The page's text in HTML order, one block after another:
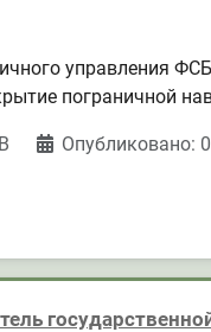
управления
пограничной
Опубликовано: